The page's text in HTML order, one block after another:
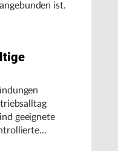
ist.
geeignete